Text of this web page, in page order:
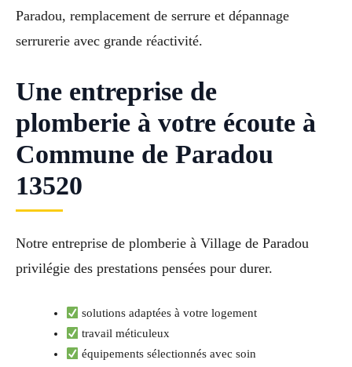
Paradou, remplacement de serrure et dépannage
serrurerie avec grande réactivité.
Une entreprise de
plomberie à votre écoute à
Commune de Paradou
13520
Notre entreprise de plomberie à Village de Paradou
privilégie des prestations pensées pour durer.
solutions adaptées à votre logement
travail méticuleux
équipements sélectionnés avec soin